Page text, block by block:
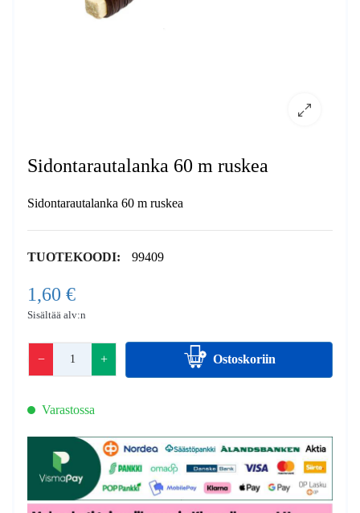
Sidontarautalanka 60 m ruskea
Sidontarautalanka 60 m ruskea
TUOTEKOODI: 99409
1,60 €
Sisältää alv:n
− + Ostoskoriin
Varastossa